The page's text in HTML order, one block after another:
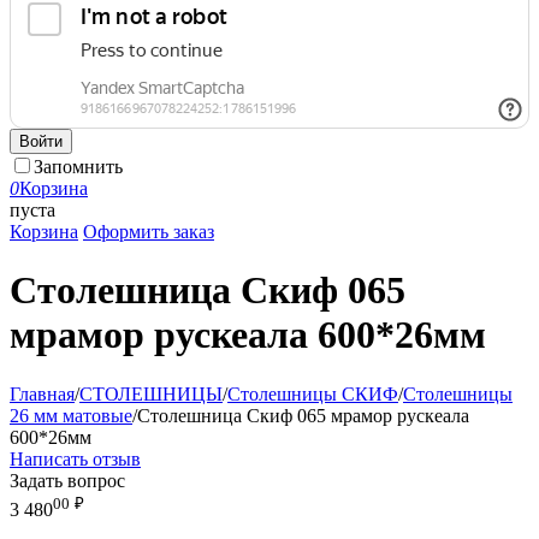
Войти
Запомнить
0Корзина
пуста
Корзина Оформить заказ
Столешница Скиф 065
мрамор рускеала 600*26мм
Главная/СТОЛЕШНИЦЫ/Столешницы СКИФ/Столешницы
26 мм матовые/Столешница Скиф 065 мрамор рускеала
600*26мм
Написать отзыв
Задать вопрос
3 48000 ₽